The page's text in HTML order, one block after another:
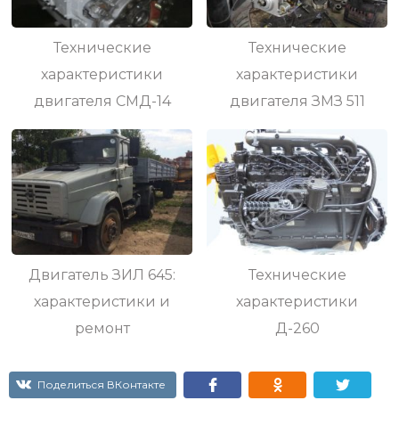
Технические
характеристики
двигателя СМД-14
Технические
характеристики
двигателя ЗМЗ 511
Двигатель ЗИЛ 645:
характеристики и
ремонт
Технические
характеристики
Д-260
Поделиться ВКонтакте